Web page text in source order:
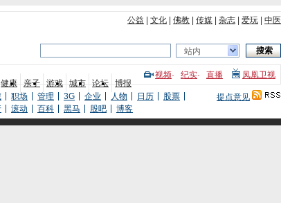
公益 文化 佛教 传媒 杂志 爱玩 中医
站内
健康 亲子 游戏 城市 论坛
博报
视频· 纪实· 直播 凤凰卫视
职场 管理 3G 企业 人物 日历
股票
滚动 百科 黑马 股吧 博客
提点意见